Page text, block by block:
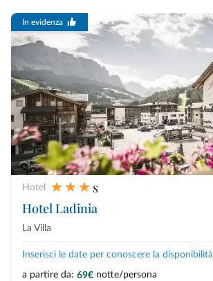
In evidenza
Hotel
s
Hotel Ladinia
La Villa
Inserisci le date per conoscere la disponibilità
a partire da: 69€ notte/persona